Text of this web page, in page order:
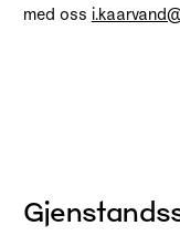
med oss